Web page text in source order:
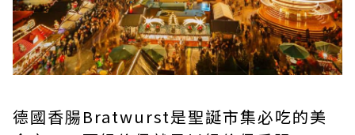
德國香腸Bratwurst是聖誕市集必吃的美